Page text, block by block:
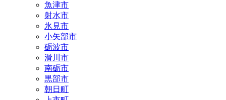
魚津市
射水市
氷見市
小矢部市
砺波市
滑川市
南砺市
黒部市
朝日町